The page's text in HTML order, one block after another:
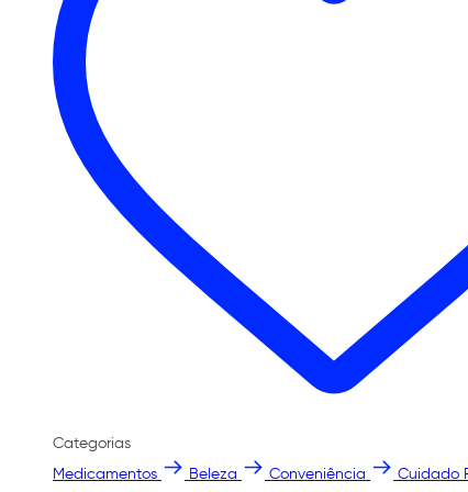
Categorias
Medicamentos
Beleza Conveniência Cuidado